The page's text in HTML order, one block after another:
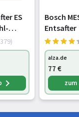
ES
Bosch
Entsafter
alza.de
77 €